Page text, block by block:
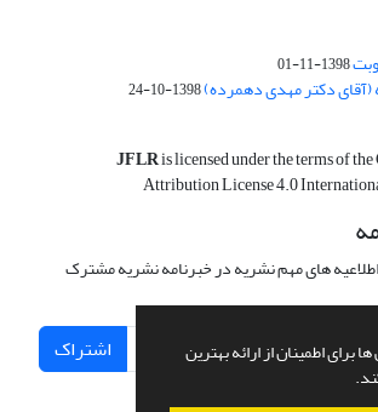
برای اطمینان از ارائه بهترین
1398-11-01
(آقای دکتر مهدی دهمرده)1398-10-24
JFLRis licensed under the terms of
Attribution License 4.0
اطلاعیه های مهم نشریه در خبرنامه نشریه مشترک
اشتراک